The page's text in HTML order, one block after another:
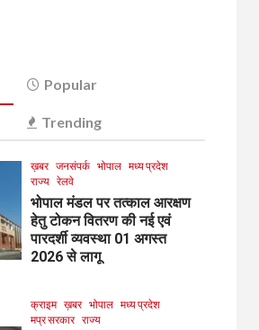
Popular
Trending
ख़बर जनसंपर्क भोपाल मध्य प्रदेश
राज्य रेलवे
भोपाल मंडल पर तत्काल आरक्षण
हेतु टोकन वितरण की नई एवं
पारदर्शी व्यवस्था 01 अगस्त
2026 से लागू
क्राइम ख़बर भोपाल मध्य प्रदेश
मप्र सरकार राज्य